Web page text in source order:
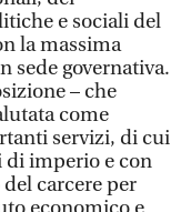
e sociali del
la massima
sede governativa.
– che
come
servizi, di cui
di imperio e con
carcere per